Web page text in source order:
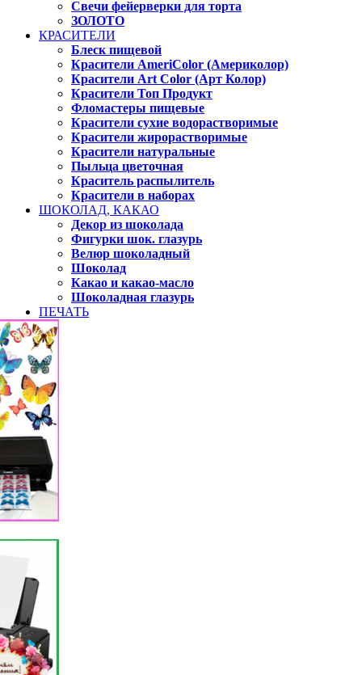
Свечи фейерверки для торта
ЗОЛОТО
КРАСИТЕЛИ
Блеск пищевой
Красители AmeriColor (Америколор)
Красители Art Color (Арт Колор)
Красители Топ Продукт
Фломастеры пищевые
Красители сухие водорастворимые
Красители жирорастворимые
Красители натуральные
Пыльца цветочная
Краситель распылитель
Красители в наборах
ШОКОЛАД, КАКАО
Декор из шоколада
Фигурки шок. глазурь
Велюр шоколадный
Шоколад
Какао и какао-масло
Шоколадная глазурь
ПЕЧАТЬ